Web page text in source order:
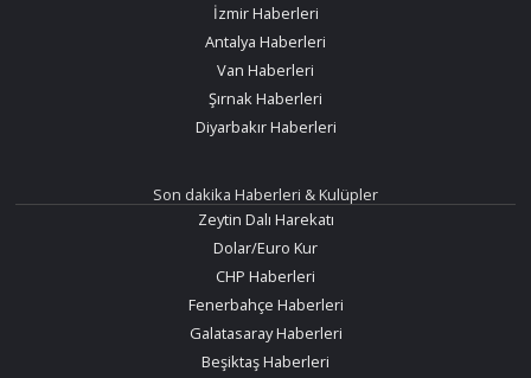
İzmir Haberleri
Antalya Haberleri
Van Haberleri
Şırnak Haberleri
Diyarbakır Haberleri
Son dakika Haberleri & Kulüpler
Zeytin Dalı Harekatı
Dolar/Euro Kur
CHP Haberleri
Fenerbahçe Haberleri
Galatasaray Haberleri
Beşiktaş Haberleri